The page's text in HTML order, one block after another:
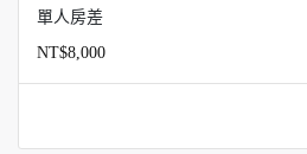
單人房差
NT$8,000